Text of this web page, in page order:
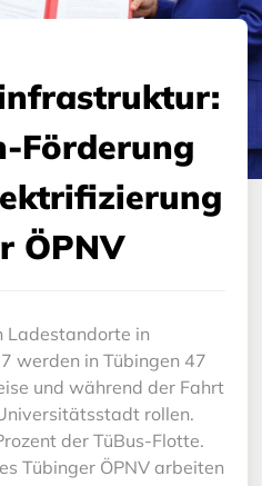
Förderung
ÖPNV
Ladestandorte in
werden in Tübingen 47
und während der Fahrt
rollen.
der TüBus-Flotte.
Tübinger ÖPNV arbeiten